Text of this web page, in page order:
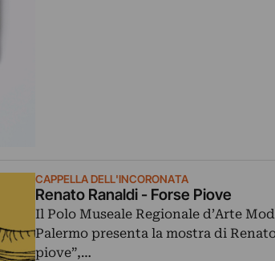
CAPPELLA DELL'INCORONATA
Renato Ranaldi - Forse Piove
Il Polo Museale Regionale d’Arte
Palermo presenta la mostra di
piove”,…